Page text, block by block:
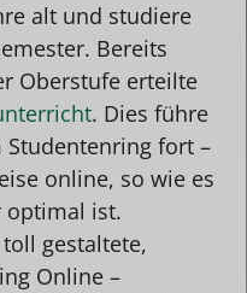
alt und studiere
Bereits
Oberstufe erteilte
. Dies führe
Studentenring fort –
online, so wie es
optimal ist.
gestaltete,
Online –